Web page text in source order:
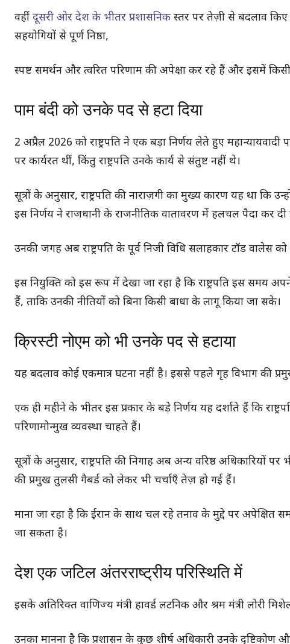
वहीं दूसरी ओर देश के भीतर प्रशासनिक स्तर पर तेज़ी से बदलाव किए
सहयोगियों से पूर्ण निष्ठा,
स्पष्ट समर्थन और त्वरित परिणाम की अपेक्षा कर रहे हैं और इसमें
पाम बंदी को उनके पद से हटा दिया
2 अप्रैल 2026 को राष्ट्रपति ने एक बड़ा निर्णय लेते हुए
पर कार्यरत थीं, किंतु राष्ट्रपति उनके कार्य से संतुष्ट नहीं थे।
सूत्रों के अनुसार, राष्ट्रपति की नाराज़गी का मुख्य कारण यह था कि
इस निर्णय ने राजधानी के राजनीतिक वातावरण में हलचल पैदा कर दी
उनकी जगह अब राष्ट्रपति के पूर्व निजी विधि सलाहकार टॉड वालेस
इस नियुक्ति को इस रूप में देखा जा रहा है कि राष्ट्रपति इस समय
हैं, ताकि उनकी नीतियों को बिना किसी बाधा के लागू किया जा सके।
क्रिस्टी नोएम को भी उनके पद से हटाया
यह बदलाव कोई एकमात्र घटना नहीं है। इससे पहले गृह विभाग की
एक ही महीने के भीतर इस प्रकार के बड़े निर्णय यह दर्शाते हैं कि
परिणामोन्मुख व्यवस्था चाहते हैं।
सूत्रों के अनुसार, राष्ट्रपति की निगाह अब अन्य वरिष्ठ
की प्रमुख तुलसी गैबर्ड को लेकर भी चर्चाएँ तेज़ हो गई हैं।
माना जा रहा है कि ईरान के साथ चल रहे तनाव के मुद्दे पर अपेक्षित
जा सकता है।
देश एक जटिल अंतरराष्ट्रीय परिस्थिति में
इसके अतिरिक्त वाणिज्य मंत्री हावर्ड लटनिक और श्रम मंत्री लोरी
उनका मानना है कि प्रशासन के कुछ शीर्ष अधिकारी उनके दृष्टिकोण